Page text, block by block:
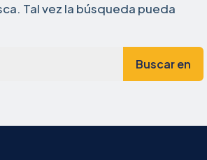
Tal vez la búsqueda pueda